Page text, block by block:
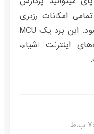
امکانات رزبری
پای به این یک مورد ختم نمیشود. این برد یک MCU
اینترنت اشیاء،